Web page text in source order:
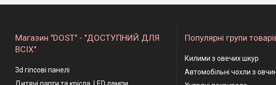
Магазин "DOST" - "ДОСТУПНИЙ ДЛЯ
ВСІХ"
3d гіпсові панелі
Популярні групи
Килими з овечих шкур
Автомобільні чохли з